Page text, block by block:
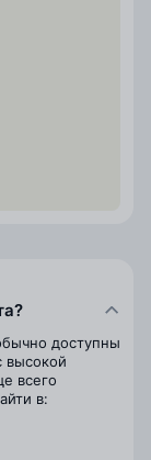
доступны
высокой
всего
в: